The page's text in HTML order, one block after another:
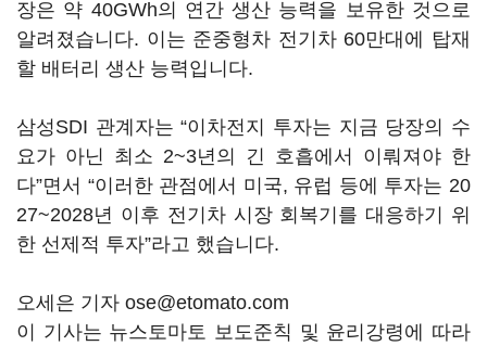
장은 약 40GWh의 연간 생산 능력을 보유한 것으로
알려졌습니다. 이는 준중형차 전기차 60만대에 탑재
할 배터리 생산 능력입니다.
삼성SDI 관계자는 “이차전지 투자는 지금 당장의 수
요가 아닌 최소 2~3년의 긴 호흡에서 이뤄져야 한
다”면서 “이러한 관점에서 미국, 유럽 등에 투자는 20
27~2028년 이후 전기차 시장 회복기를 대응하기 위
한 선제적 투자”라고 했습니다.
오세은 기자 ose@etomato.com
이 기사는 뉴스토마토 보도준칙 및 윤리강령에 따라